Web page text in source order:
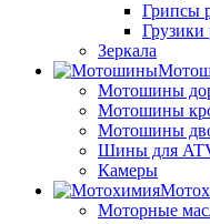
Грипсы
Грузики
Зеркала
Мотошины
Мотошины
Мотошины
Шины для
Камеры
Моторные